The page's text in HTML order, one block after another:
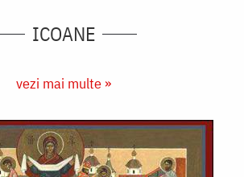
ICOANE
vezi mai multe »